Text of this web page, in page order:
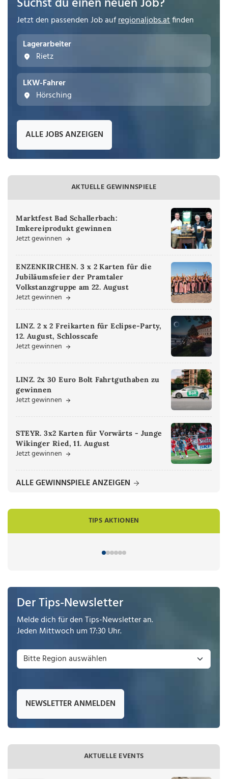
Jetzt den passenden Job aufregionaljobs.atfinden
Lagerarbeiter
Rietz
LKW-Fahrer
Hörsching
ALLE JOBS ANZEIGEN
AKTUELLE GEWINNSPIELE
Marktfest Bad Schallerbach:
Imkereiprodukt gewinnen
Jetzt gewinnen
ENZENKIRCHEN. 3 x 2 Karten für die
Jubiläumsfeier der Pramtaler
Volkstanzgruppe am 22. August
Jetzt gewinnen
LINZ. 2 x 2 Freikarten für Eclipse-Party,
12. August, Schlosscafe
Jetzt gewinnen
LINZ. 2x 30 Euro Bolt Fahrtguthaben zu
gewinnen
Jetzt gewinnen
STEYR. 3x2 Karten für Vorwärts - Junge
Wikinger Ried, 11. August
Jetzt gewinnen
ALLE GEWINNSPIELE ANZEIGEN
TIPS AKTIONEN
Der Tips-Newsletter
Melde dich für den Tips-Newsletter an.
Jeden Mittwoch um 17:30 Uhr.
NEWSLETTER ANMELDEN
AKTUELLE EVENTS